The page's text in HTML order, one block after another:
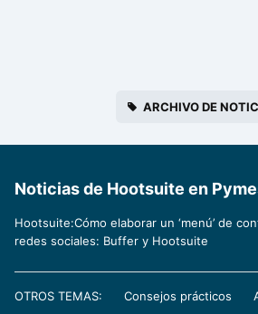
ARCHIVO DE
Noticias de Hootsuite en
Hootsuite:Cómo elaborar un ‘menú’ de
redes sociales: Buffer y Hootsuite
OTROS TEMAS: Consejos prácticos